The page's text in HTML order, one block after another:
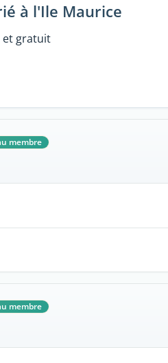
à l'Ile Maurice
et gratuit
membre
membre